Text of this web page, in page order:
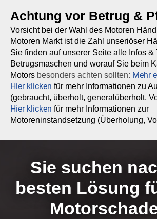
Achtung vor Betrug &
Vorsicht bei der Wahl des Motoren
Motoren Markt ist die Zahl unseriöser
Sie finden auf unserer Seite alle Infos &
Betrugsmaschen und worauf Sie beim
Motors besonders achten sollten: Mehr
Hier klicken für mehr Informationen zu
(gebraucht, überholt, generalüberholt,
Hier klicken für mehr Informationen zur
Motoreninstandsetzung (Überholung,
Sie suchen
besten Lösung